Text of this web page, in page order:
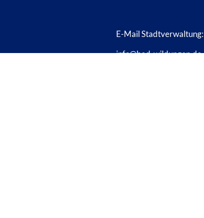
E-Mail Stadtverwaltung:
info@bad-wildungen.de